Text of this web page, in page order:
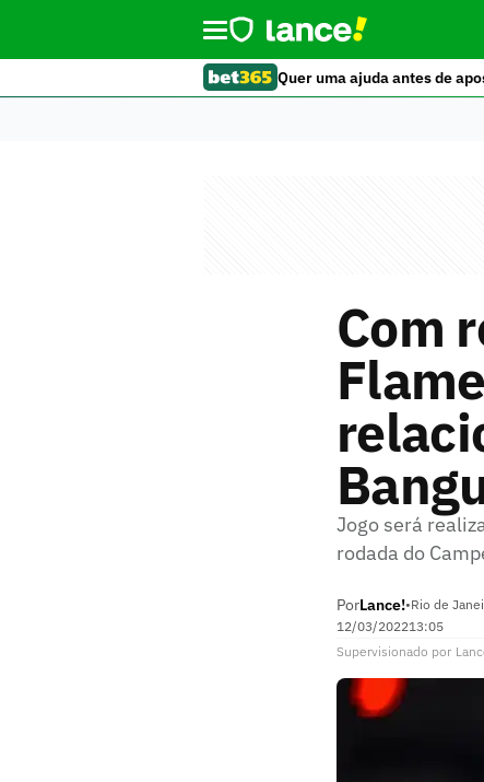
Quer uma ajuda antes de
Com
Jogo será
rodada do
PorLance!•Rio de
12/03/202213:05
Supervisionado por